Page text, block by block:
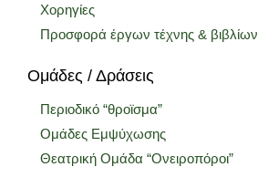
Χορηγίες
Προσφορά έργων τέχνης & βιβλίων
Ομάδες / Δράσεις
Περιοδικό “θροϊσμα”
Ομάδες Εμψύχωσης
Θεατρική Ομάδα “Ονειροπόροι”